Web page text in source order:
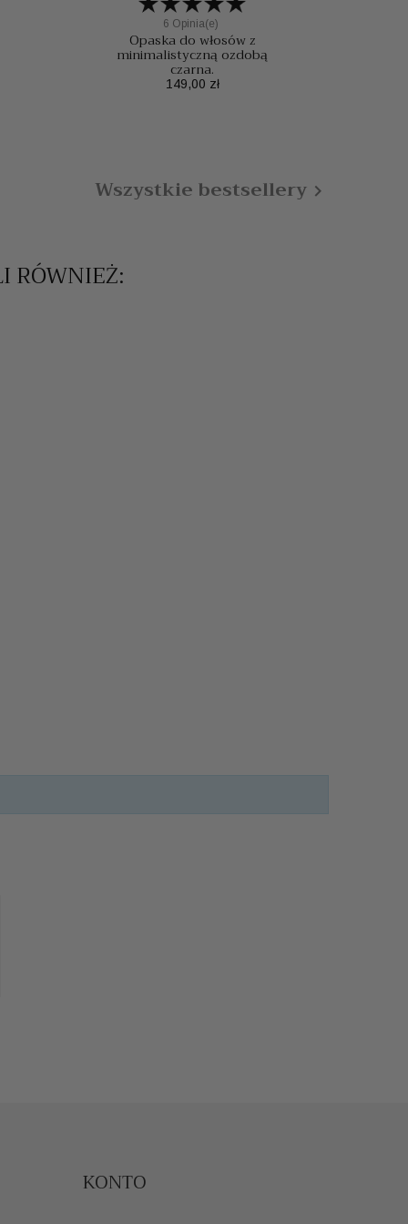
6 Opinia(e)
Opaska do włosów z
minimalistyczną ozdobą
czarna.
Cena
149,00 zł
Wszystkie bestsellery 
RÓWNIEŻ:
KONTO